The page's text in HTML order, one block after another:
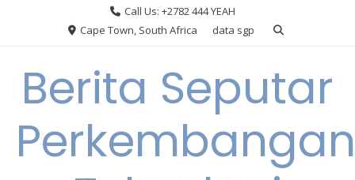
Call Us: +2782 444 YEAH
Cape Town, South Africa
data sgp
Berita Seputar
Perkembangan